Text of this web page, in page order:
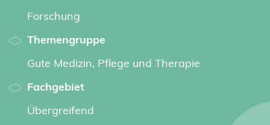
Forschung
Themengruppe
Gute Medizin, Pflege und Therapie
Fachgebiet
Übergreifend